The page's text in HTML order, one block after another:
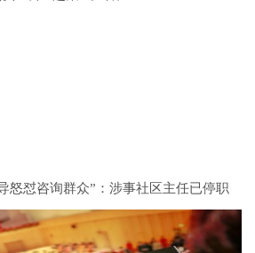
怒怼咨询群众”：涉事社区主任已停职